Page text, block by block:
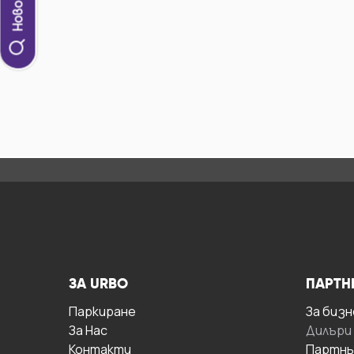
ЗА URBO
Паркиране
За Hас
Контакти
За
Дилъри